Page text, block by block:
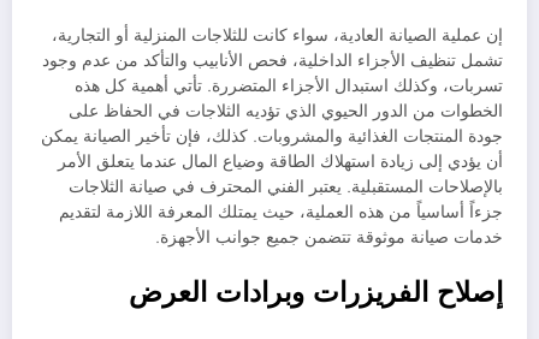
إن عملية الصيانة العادية، سواء كانت للثلاجات المنزلية أو التجارية،
تشمل تنظيف الأجزاء الداخلية، فحص الأنابيب والتأكد من عدم وجود
تسربات، وكذلك استبدال الأجزاء المتضررة. تأتي أهمية كل هذه
الخطوات من الدور الحيوي الذي تؤديه الثلاجات في الحفاظ على
جودة المنتجات الغذائية والمشروبات. كذلك، فإن تأخير الصيانة يمكن
أن يؤدي إلى زيادة استهلاك الطاقة وضياع المال عندما يتعلق الأمر
بالإصلاحات المستقبلية. يعتبر الفني المحترف في صيانة الثلاجات
جزءاً أساسياً من هذه العملية، حيث يمتلك المعرفة اللازمة لتقديم
خدمات صيانة موثوقة تتضمن جميع جوانب الأجهزة.
إصلاح الفريزرات وبرادات العرض